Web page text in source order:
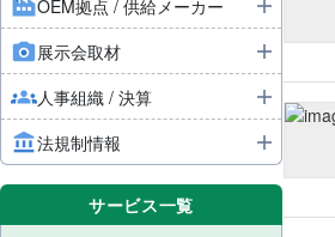
OEM拠点 / 供給メーカー
展示会取材
人事組織 / 決算
法規制情報
サービス一覧